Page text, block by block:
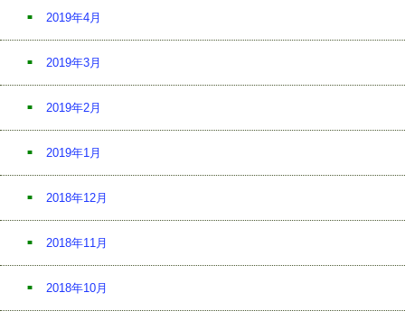
2019年4月
2019年3月
2019年2月
2019年1月
2018年12月
2018年11月
2018年10月